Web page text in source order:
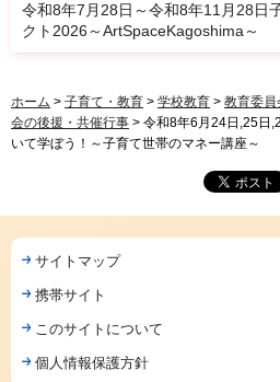
令和8年7月28日～令和8年11月28日
クト2026～ArtSpaceKagoshima～
ホーム > 子育て・教育 > 学校教育 > 教育委員
会の後援・共催行事 > 令和8年6月24日,25日
いて学ぼう！～子育て世帯のマネー講座～
サイトマップ
携帯サイト
このサイトについて
個人情報保護方針